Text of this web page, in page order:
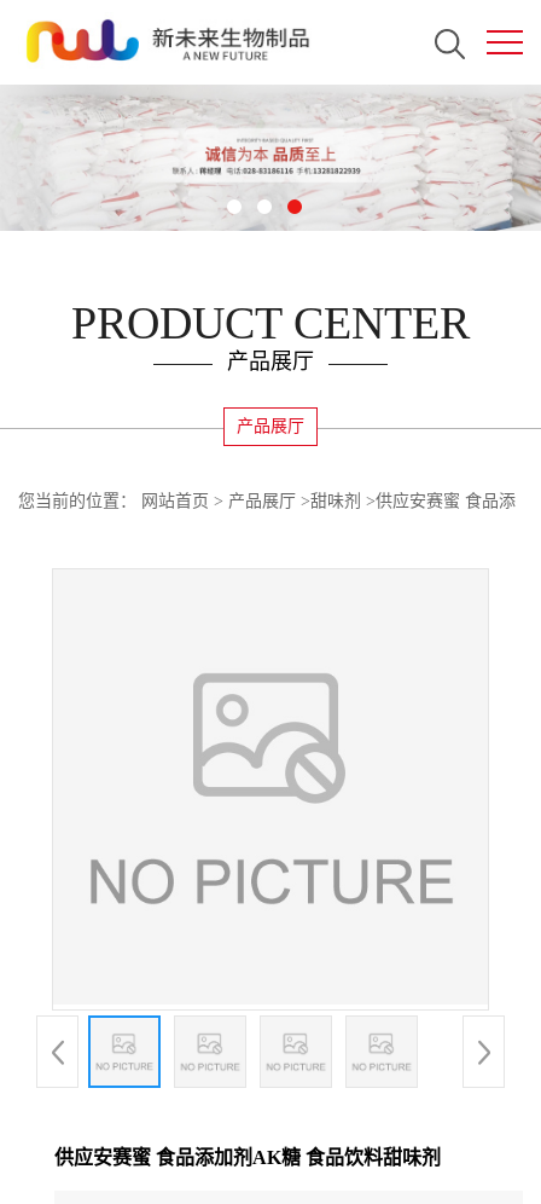
PRODUCT CENTER
产品展厅
产品展厅
您当前的位置： 网站首页 > 产品展厅 >甜味剂 >供应安赛蜜 食品添
供应安赛蜜 食品添加剂AK糖 食品饮料甜味剂